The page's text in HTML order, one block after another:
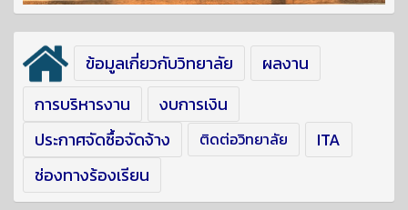
ข้อมูลเกี่ยวกับวิทยาลัย
ผลงาน
การบริหารงาน
งบการเงิน
ประกาศจัดซื้อจัดจ้าง
ติดต่อวิทยาลัย
ITA
ช่องทางร้องเรียน